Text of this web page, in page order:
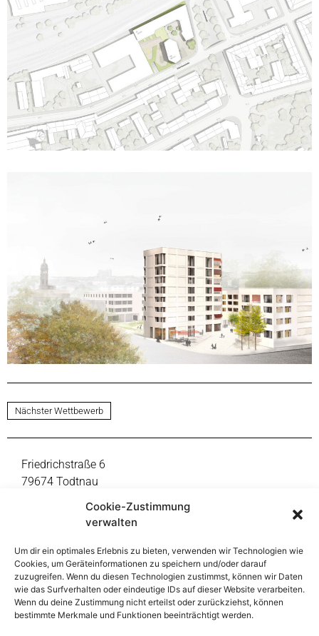
Cookie-Zustimmung
verwalten
Um dir ein optimales Erlebnis zu bieten, verwenden wir Technologien wie
Cookies, um Geräteinformationen zu speichern und/oder darauf
zuzugreifen. Wenn du diesen Technologien zustimmst, können wir Daten
wie das Surfverhalten oder eindeutige IDs auf dieser Website verarbeiten.
Wenn du deine Zustimmung nicht erteilst oder zurückziehst, können
bestimmte Merkmale und Funktionen beeinträchtigt werden.
Nächster Wettbewerb
Friedrichstraße 6
79674 Todtnau
Fon +49 7671 9999-0
mail@thoma-lay-buchler.de
Reinsburgstraße 108
70197 Stuttgart
Fon +49 711 391998-47
mail@thoma-lay-buchler.de